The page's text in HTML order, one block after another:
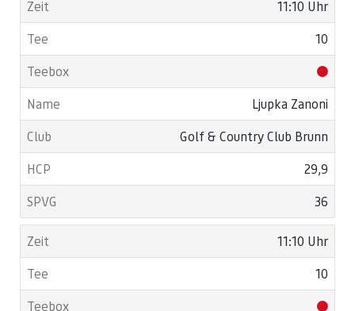
11:10 Uhr
10
Ljupka Zanoni
Golf & Country Club Brunn
29,9
36
11:10 Uhr
10